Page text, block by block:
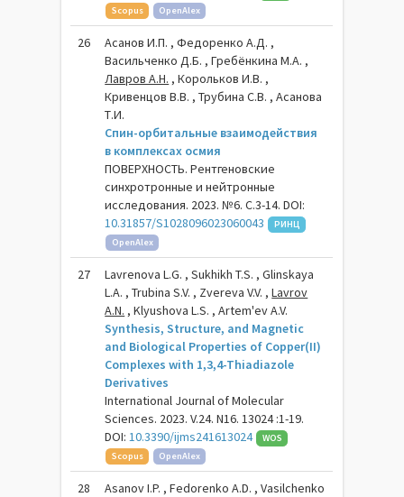
Scopus
OpenAlex
26
Асанов И.П. , Федоренко А.Д. ,
Васильченко Д.Б. , Гребёнкина М.А. ,
Лавров А.Н. , Корольков И.В. ,
Кривенцов В.В. , Трубина С.В. , Асанова
Т.И.
Спин-орбитальные взаимодействия
в комплексах осмия
ПОВЕРХНОСТЬ. Рентгеновские
синхротронные и нейтронные
исследования. 2023. №6. С.3-14. DOI:
10.31857/S1028096023060043
РИНЦ
OpenAlex
27
Lavrenova L.G. , Sukhikh T.S. , Glinskaya
L.A. , Trubina S.V. , Zvereva V.V. ,Lavrov
A.N. , Klyushova L.S. , Artem'ev A.V.
Synthesis, Structure, and Magnetic
and Biological Properties of Copper(II)
Complexes with 1,3,4-Thiadiazole
Derivatives
International Journal of Molecular
Sciences. 2023. V.24. N16. 13024 :1-19.
DOI:10.3390/ijms241613024
WOS
Scopus
OpenAlex
28
Asanov I.P. , Fedorenko A.D. , Vasilchenko